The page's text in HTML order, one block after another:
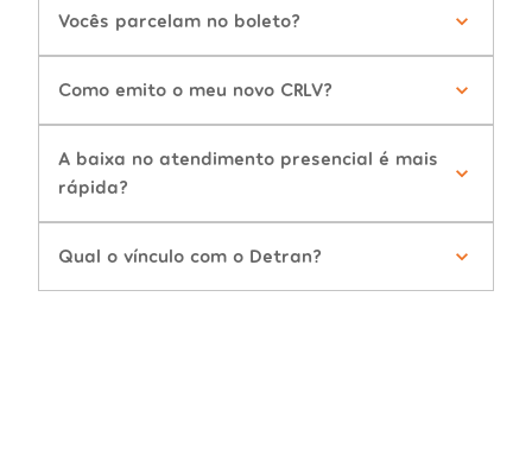
Vocês parcelam no boleto?
Como emito o meu novo CRLV?
A baixa no atendimento presencial é mais
rápida?
Qual o vínculo com o Detran?